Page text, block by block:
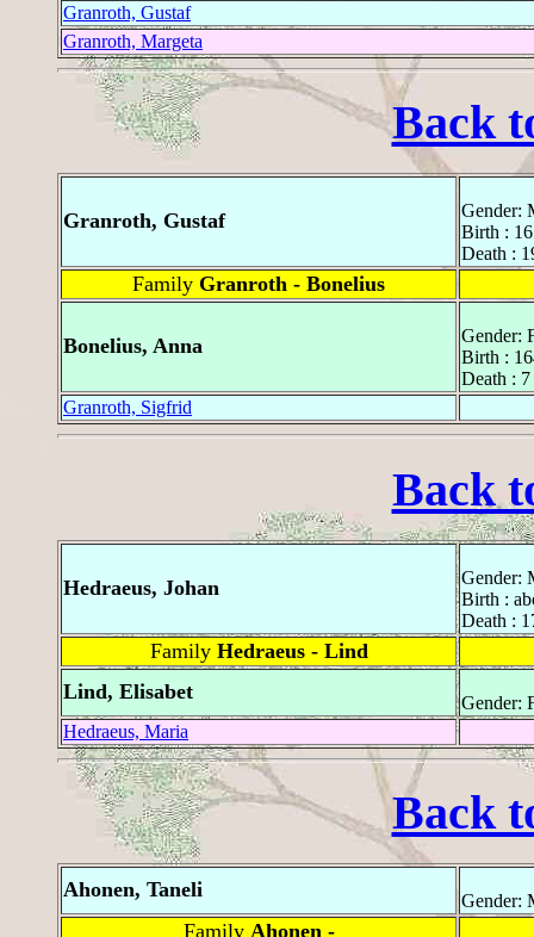
Granroth, Gustaf
Granroth, Margeta
Back
Granroth, Gustaf
Gender:
Birth :
Death :
Family Granroth - Bonelius
Bonelius, Anna
Gender:
Birth :
Death :
Granroth, Sigfrid
Back
Hedraeus, Johan
Gender:
Birth :
Death :
Family Hedraeus - Lind
Lind, Elisabet
Gender:
Hedraeus, Maria
Back
Ahonen, Taneli Gender:
Family Ahonen -